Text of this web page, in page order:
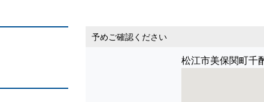
予めご確認ください
松江市美保関町千